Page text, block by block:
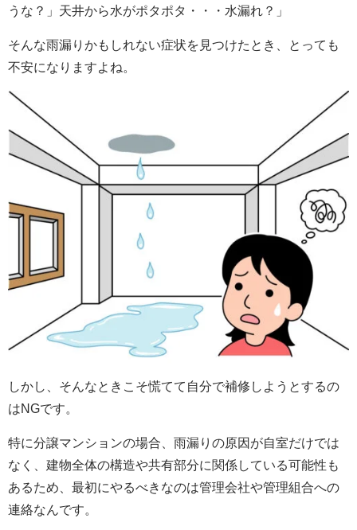
うな？」天井から水がポタポタ・・・水漏れ？」
そんな雨漏りかもしれない症状を見つけたとき、とっても
不安になりますよね。
しかし、そんなときこそ慌てて自分で補修しようとするの
はNGです。
特に分譲マンションの場合、雨漏りの原因が自室だけでは
なく、建物全体の構造や共有部分に関係している可能性も
あるため、最初にやるべきなのは管理会社や管理組合への
連絡なんです。